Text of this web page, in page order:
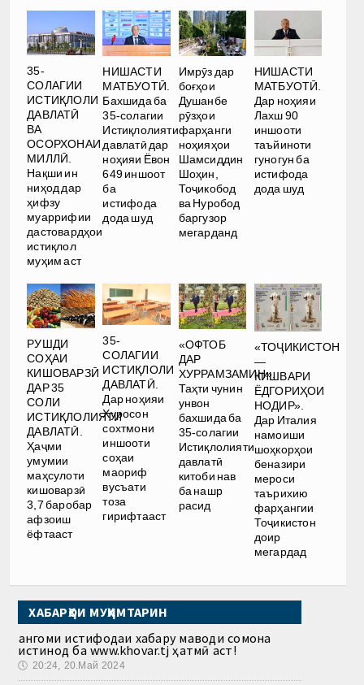
35-
СОЛАГИИ
ИСТИҚЛОЛИ
ДАВЛАТӢ
ВА
ОСОРХОНАИ
МИЛЛӢ.
Нақши ин
ниҳод дар
ҳифзу
муаррифии
дастовардҳои
истиқлол
муҳим аст
НИШАСТИ
МАТБУОТӢ.
Бахшида ба
35-солагии
Истиқлолияти
давлатӣ дар
ноҳияи Ёвон
649 иншоот
ба
истифода
дода шуд
Имрӯз дар
боғҳои
Душанбе
рӯзҳои
фарҳанги
ноҳияҳои
Шамсиддин
Шоҳин,
Тоҷикобод
ва Нуробод
баргузор
мегарданд
НИШАСТИ
МАТБУОТӢ.
Дар ноҳияи
Лахш 90
иншооти
таъйиноти
гуногун ба
истифода
дода шуд
РУШДИ
СОҲАИ
КИШОВАРЗӢ
ДАР 35
СОЛИ
ИСТИҚЛОЛИЯТИ
ДАВЛАТӢ.
Ҳаҷми
умумии
маҳсулоти
кишоварзӣ
3,7 баробар
афзоиш
ёфтааст
35-
СОЛАГИИ
ИСТИҚЛОЛИ
ДАВЛАТӢ.
Дар ноҳияи
Хуросон
сохтмони
иншооти
соҳаи
маориф
вусъати
тоза
гирифтааст
«ОФТОБ
ДАР
ХУРРАМЗАМИН».
Таҳти чунин
унвон
бахшида ба
35-солагии
Истиқлолияти
давлатӣ
китоби нав
ба нашр
расид
«ТОҶИКИСТОН
—
КИШВАРИ
ЁДГОРИҲОИ
НОДИР».
Дар Италия
намоиши
шоҳкорҳои
беназири
мероси
таърихию
фарҳангии
Тоҷикистон
доир
мегардад
ХАБАРҲОИ МУҲИМТАРИН
Ҳангоми истифодаи хабару маводи сомона
истинод ба www.khovar.tj ҳатмӣ аст!
🕔 20:24, 20.Май 2024